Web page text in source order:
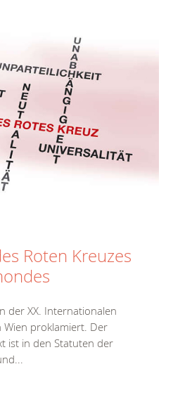
Roten Kreuzes
der XX. Internationalen
proklamiert. Der
ist in den Statuten der